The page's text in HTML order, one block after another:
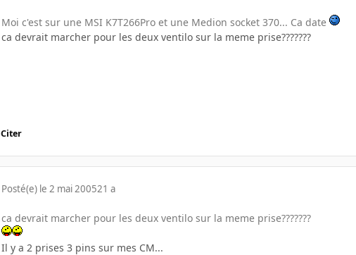
Moi c'est sur une MSI K7T266Pro et une Medion socket 370... Ca date
ca devrait marcher pour les deux ventilo sur la meme prise???????
Citer
Posté(e) le 2 mai 200521 a
ca devrait marcher pour les deux ventilo sur la meme prise???????
Il y a 2 prises 3 pins sur mes CM...